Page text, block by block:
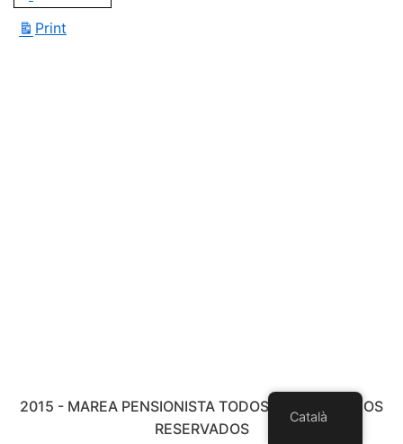
Print
2015 - MAREA PENSIONISTA TODOS LOS DERECHOS
RESERVADOS
Català